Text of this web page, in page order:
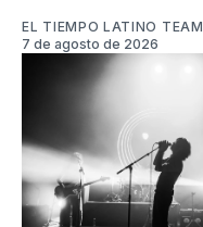
EL TIEMPO LATINO TEAM
7 de agosto de 2026